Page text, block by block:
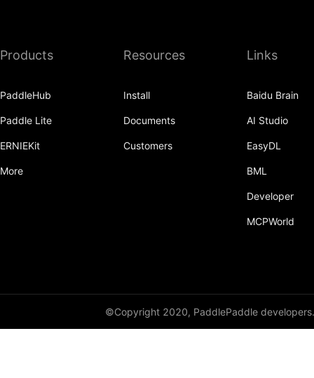
Products
PaddleHub
Paddle Lite
ERNIEKit
More
Resources
Install
Documents
Customers
Links
Baidu Brain
AI Studio
EasyDL
BML
Developer
MCPWorld
©Copyright 2020, PaddlePaddle developers.